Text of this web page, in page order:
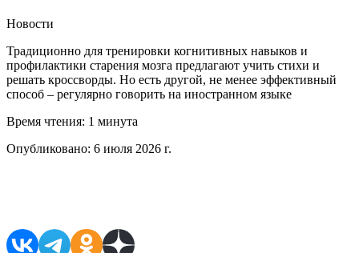
Новости
Традиционно для тренировки когнитивных навыков и
профилактики старения мозга предлагают учить стихи и
решать кроссворды. Но есть другой, не менее эффективный
способ – регулярно говорить на иностранном языке
Время чтения: 1 минута
Опубликовано: 6 июля 2026 г.